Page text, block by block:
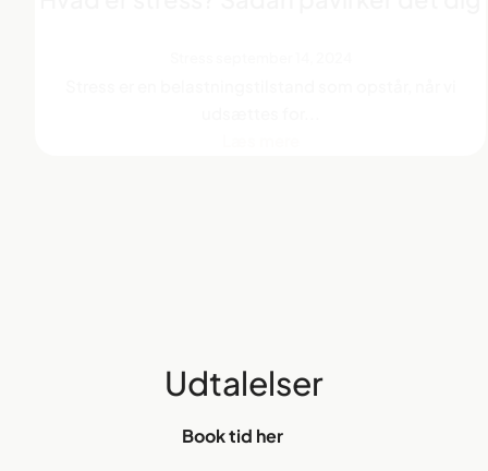
Udtalelser
Book tid her